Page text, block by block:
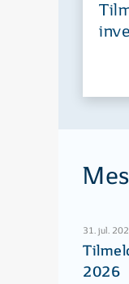
31. jul.
2026